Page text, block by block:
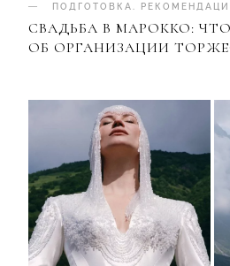
ПОДГОТОВКА
СВАДЬБА В МАРОККО:
ОБ ОРГАНИЗАЦИИ